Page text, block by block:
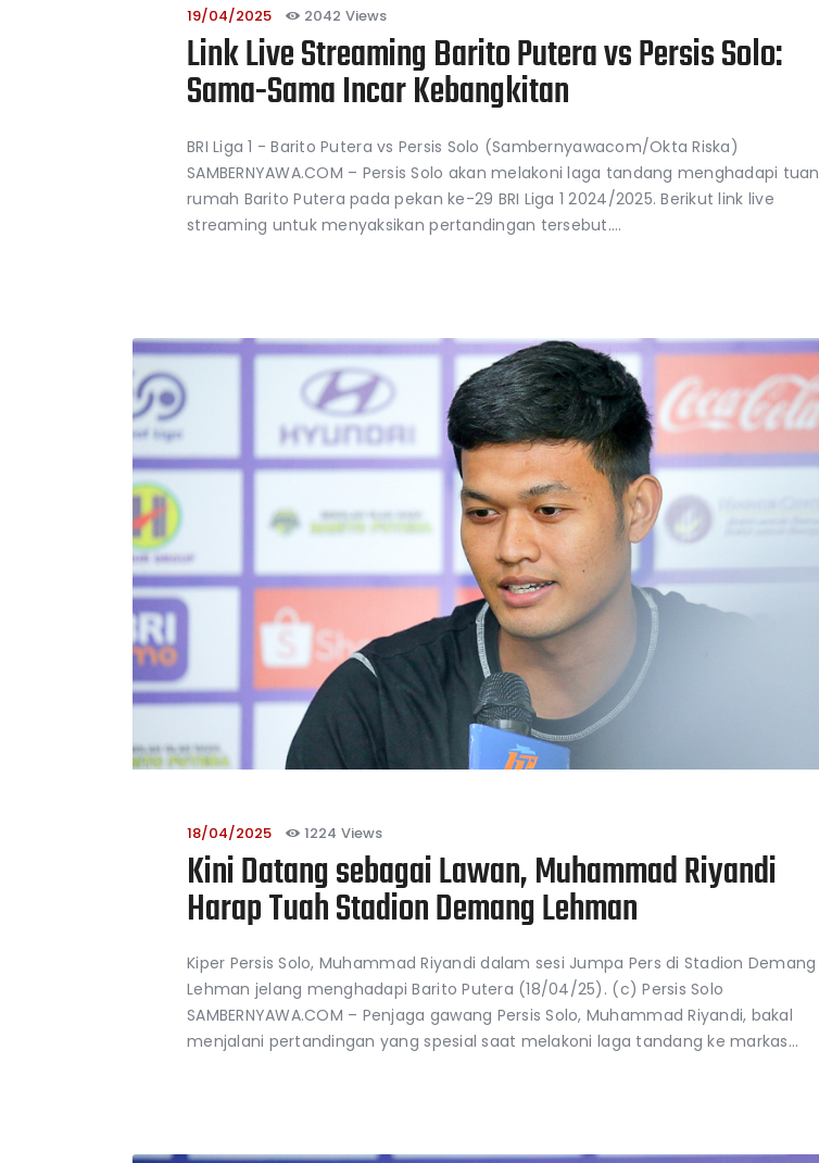
19/04/2025 2042 Views
Link Live Streaming Barito Putera vs Persis Solo:
Sama-Sama Incar Kebangkitan
BRI Liga 1 - Barito Putera vs Persis Solo (Sambernyawacom/Okta Riska)
SAMBERNYAWA.COM – Persis Solo akan melakoni laga tandang menghadapi tuan
rumah Barito Putera pada pekan ke-29 BRI Liga 1 2024/2025. Berikut link live
streaming untuk menyaksikan pertandingan tersebut.…
18/04/2025 1224 Views
Kini Datang sebagai Lawan, Muhammad Riyandi
Harap Tuah Stadion Demang Lehman
Kiper Persis Solo, Muhammad Riyandi dalam sesi Jumpa Pers di Stadion Demang
Lehman jelang menghadapi Barito Putera (18/04/25). (c) Persis Solo
SAMBERNYAWA.COM – Penjaga gawang Persis Solo, Muhammad Riyandi, bakal
menjalani pertandingan yang spesial saat melakoni laga tandang ke markas…